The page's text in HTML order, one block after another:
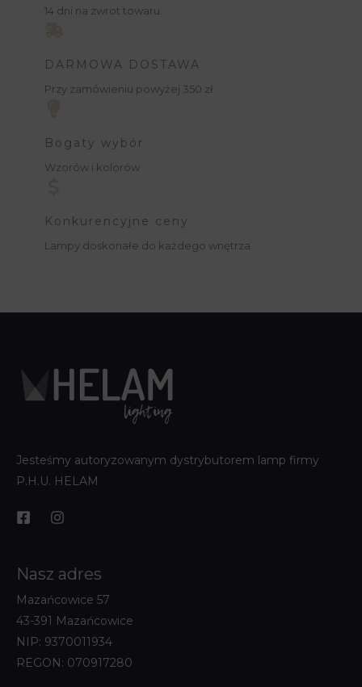
14 dni na zwrot towaru.
DARMOWA DOSTAWA
Przy zamówieniu powyżej 350 zł.
Bogaty wybór
Wzorów i kolorów
Konkurencyjne ceny
Lampy doskonałe do każdego wnętrza
Jesteśmy autoryzowanym dystrybutorem lamp firmy
P.H.U. HELAM
Nasz adres
Mazańcowice 57
43-391 Mazańcowice
NIP: 9370011934
REGON: 070917280